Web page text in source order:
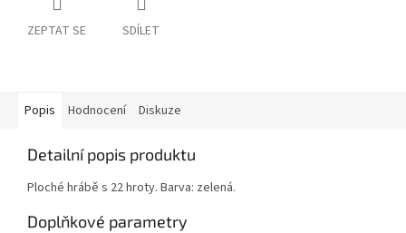
ZEPTAT SE SDÍLET
Popis Hodnocení Diskuze
Detailní popis produktu
Ploché hrábě s 22 hroty. Barva: zelená.
Doplňkové parametry